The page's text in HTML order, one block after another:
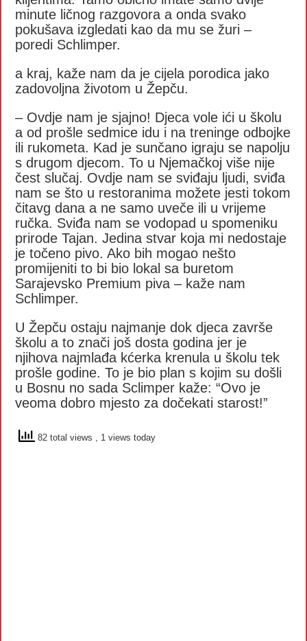
minute ličnog razgovora a onda svako
pokušava izgledati kao da mu se žuri –
poredi Schlimper.
a kraj, kaže nam da je cijela porodica jako
zadovoljna životom u Žepču.
– Ovdje nam je sjajno! Djeca vole ići u školu
a od prošle sedmice idu i na treninge odbojke
ili rukometa. Kad je sunčano igraju se napolju
s drugom djecom. To u Njemačkoj više nije
čest slučaj. Ovdje nam se sviđaju ljudi, sviđa
nam se što u restoranima možete jesti tokom
čitavg dana a ne samo uveče ili u vrijeme
ručka. Sviđa nam se vodopad u spomeniku
prirode Tajan. Jedina stvar koja mi nedostaje
je točeno pivo. Ako bih mogao nešto
promijeniti to bi bio lokal sa buretom
Sarajevsko Premium piva – kaže nam
Schlimper.
U Žepču ostaju najmanje dok djeca završe
školu a to znači još dosta godina jer je
njihova najmlađa kćerka krenula u školu tek
prošle godine. To je bio plan s kojim su došli
u Bosnu no sada Sclimper kaže: “Ovo je
veoma dobro mjesto za dočekati starost!”
82 total views , 1 views today